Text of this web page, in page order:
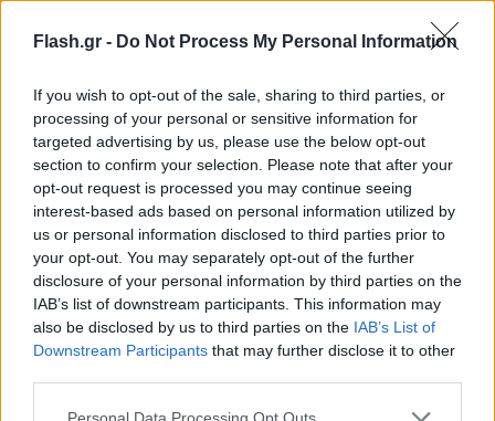
Flash.gr - Do Not Process My Personal Information
If you wish to opt-out of the sale, sharing to third parties, or
processing of your personal or sensitive information for
targeted advertising by us, please use the below opt-out
section to confirm your selection. Please note that after your
opt-out request is processed you may continue seeing
interest-based ads based on personal information utilized by
us or personal information disclosed to third parties prior to
your opt-out. You may separately opt-out of the further
disclosure of your personal information by third parties on the
IAB’s list of downstream participants. This information may
also be disclosed by us to third parties on the IAB’s List of
Downstream Participants that may further disclose it to other
Please note that this website/app uses one or more Google
Personal Data Processing Opt Outs